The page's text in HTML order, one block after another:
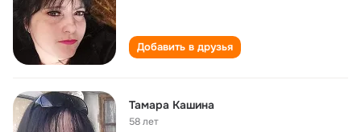
Добавить в друзья
Тамара Кашина
58 лет